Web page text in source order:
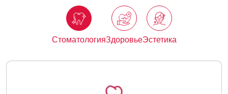
СтоматологияЗдоровьеЭстетика